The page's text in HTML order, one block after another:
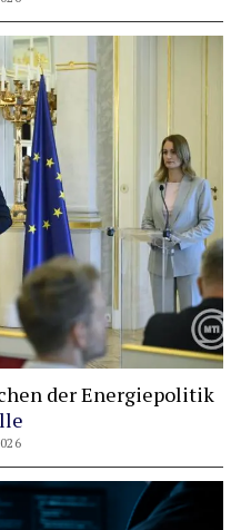
der Energiepolitik